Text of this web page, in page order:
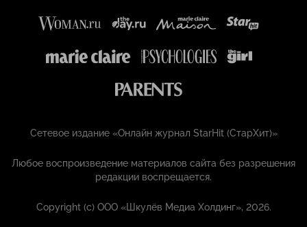
Сетевое издание «Онлайн журнал StarHit (СтарХит)»
Любое воспроизведение материалов сайта без разрешения
редакции воспрещается.
Copyright (с) ООО «Шкулёв Медиа Холдинг», 2026.